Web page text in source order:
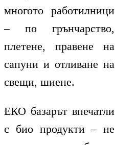
многото работилници
– по грънчарство,
плетене, правене на
сапуни и отливане на
свещи, шиене.
ЕКО базарът впечатли
с био продукти – не